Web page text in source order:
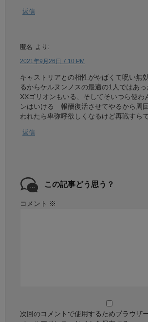
返信
匿名 より:
2021年9月26日 7:10 PM
キャストリアとの相性がやばくて呪い無
るからケルヌンノスの最適の1人ではあ
XXゴリオンもいる、そしてそいつら使わ
ンはいける 報酬復活させてやるから周
われたら卑弥呼欲しくなるけど再戦すら
返信
この記事どう思う？
コメント ※
次回のコメントで使用するためブラウザ